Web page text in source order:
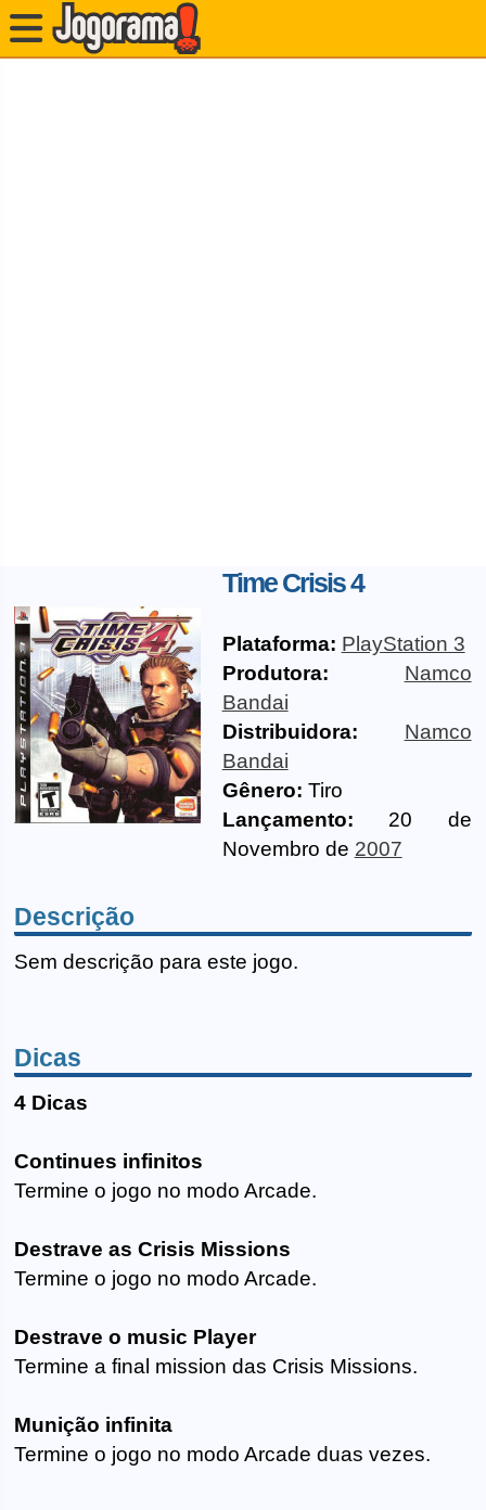
Time Crisis 4
Plataforma: PlayStation 3
Produtora:
Namco
Bandai
Distribuidora:
Namco
Bandai
Gênero: Tiro
Lançamento: 20 de
Novembro de 2007
Descrição
Sem descrição para este jogo.
Dicas
4 Dicas
Continues infinitos
Termine o jogo no modo Arcade.
Destrave as Crisis Missions
Termine o jogo no modo Arcade.
Destrave o music Player
Termine a final mission das Crisis Missions.
Munição infinita
Termine o jogo no modo Arcade duas vezes.